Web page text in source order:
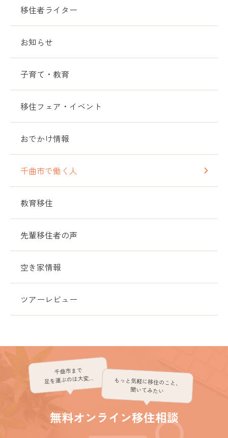
移住者ライター
お知らせ
子育て・教育
移住フェア・イベント
おでかけ情報
千曲市で働く人
教育移住
先輩移住者の声
空き家情報
ツアーレビュー
千曲市まで
足を運ぶのは大変… もっと気軽に移住のこと、
聞いてみたい
無料オンライン移住相談